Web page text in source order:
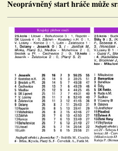
Neoprávněný start hráče může